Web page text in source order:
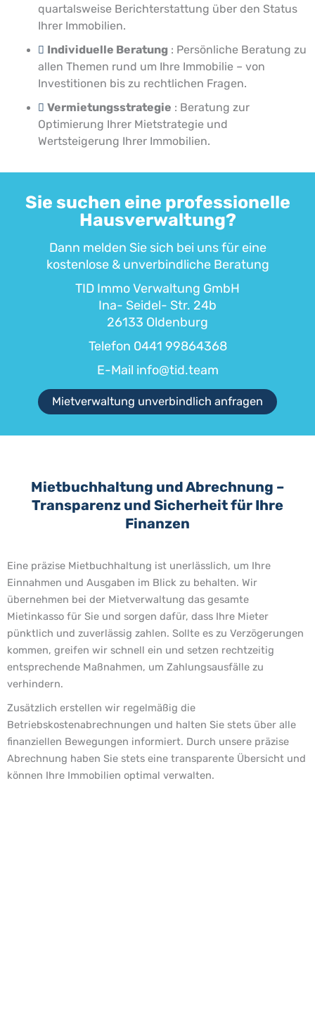
quartalsweise Berichterstattung über den Status
Ihrer Immobilien.
Individuelle Beratung: Persönliche Beratung zu
allen Themen rund um Ihre Immobilie – von
Investitionen bis zu rechtlichen Fragen.
Vermietungsstrategie : Beratung zur
Optimierung Ihrer Mietstrategie und
Wertsteigerung Ihrer Immobilien.
Sie suchen eine professionelle
Hausverwaltung?
Dann melden Sie sich bei uns für eine
kostenlose & unverbindliche Beratung
TID Immo Verwaltung GmbH
Ina- Seidel- Str. 24b
26133 Oldenburg
Telefon 0441 99864368
E-Mail info@tid.team
Mietverwaltung unverbindlich anfragen
Mietbuchhaltung und Abrechnung –
Transparenz und Sicherheit für Ihre
Finanzen
Eine präzise Mietbuchhaltung ist unerlässlich, um Ihre
Einnahmen und Ausgaben im Blick zu behalten. Wir
übernehmen bei der Mietverwaltung das gesamte
Mietinkasso für Sie und sorgen dafür, dass Ihre Mieter
pünktlich und zuverlässig zahlen. Sollte es zu Verzögerungen
kommen, greifen wir schnell ein und setzen rechtzeitig
entsprechende Maßnahmen, um Zahlungsausfälle zu
verhindern.
Zusätzlich erstellen wir regelmäßig die
Betriebskostenabrechnungen und halten Sie stets über alle
finanziellen Bewegungen informiert. Durch unsere präzise
Abrechnung haben Sie stets eine transparente Übersicht und
können Ihre Immobilien optimal verwalten.